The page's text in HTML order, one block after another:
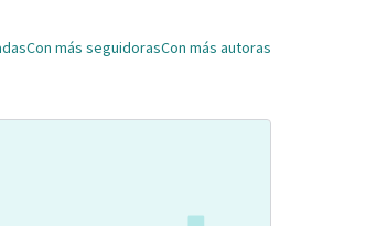
Con más seguidorasCon más autoras